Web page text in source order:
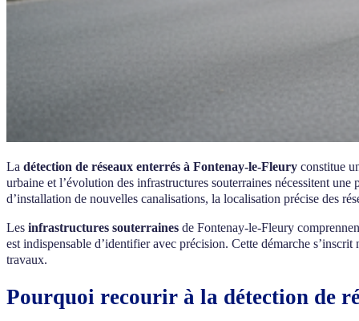
La détection de réseaux enterrés à Fontenay-le-Fleury constitue
urbaine et l’évolution des infrastructures souterraines nécessitent
d’installation de nouvelles canalisations, la localisation précise des
Les infrastructures souterraines de Fontenay-le-Fleury
est indispensable d’identifier avec précision. Cette démarche
travaux.
Pourquoi recourir à la détection de